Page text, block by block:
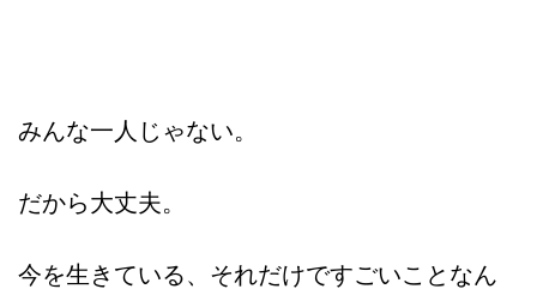
みんな一人じゃない。
だから大丈夫。
今を生きている、それだけですごいことなん